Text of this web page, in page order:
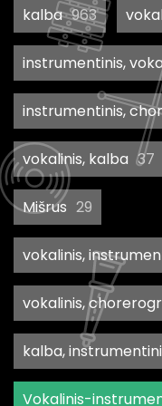
kalba 963
instrumentinis,
instrumentinis,
vokalinis, kalba 37
Mišrus 29
vokalinis,
vokalinis,
kalba,
Vokalinis-